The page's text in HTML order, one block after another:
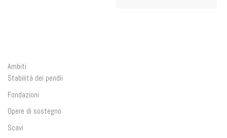
Ambiti
Stabilità dei pendii
Fondazioni
Opere di sostegno
Scavi